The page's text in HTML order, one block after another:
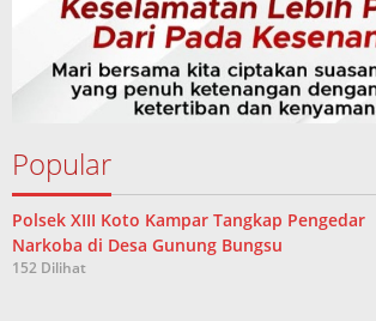
Popular
Polsek XIII Koto Kampar Tangkap Pengedar
Narkoba di Desa Gunung Bungsu
152 Dilihat